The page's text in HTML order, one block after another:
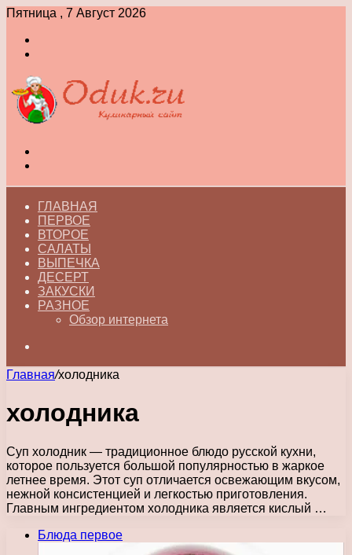
Пятница , 7 Август 2026
ГЛАВНАЯ
ПЕРВОЕ
ВТОРОЕ
САЛАТЫ
ВЫПЕЧКА
ДЕСЕРТ
ЗАКУСКИ
РАЗНОЕ
Обзор интернета
Главная/холодника
холодника
Суп холодник — традиционное блюдо русской кухни,
которое пользуется большой популярностью в жаркое
летнее время. Этот суп отличается освежающим вкусом,
нежной консистенцией и легкостью приготовления.
Главным ингредиентом холодника является кислый …
Блюда первое